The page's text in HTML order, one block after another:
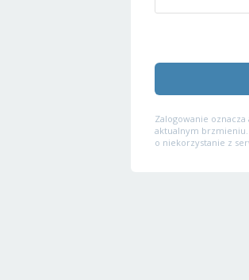
Zalogowanie oznacza
aktualnym brzmieniu.
o niekorzystanie z